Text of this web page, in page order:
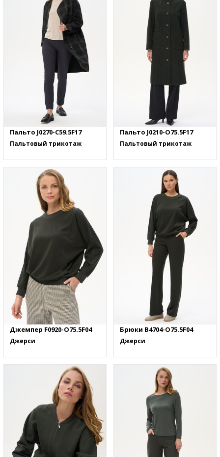
Пальто J0270-C59.5F17
Пальтовый трикотаж
Пальто J0210-O75.5F17
Пальтовый трикотаж
Джемпер F0920-O75.5F04
Джерси
Брюки B4704-O75.5F04
Джерси